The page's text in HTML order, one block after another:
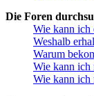
Die Foren
Wie kann ich
Weshalb
Warum
Wie kann ich
Wie kann ich